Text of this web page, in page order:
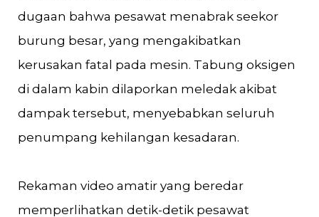
dugaan bahwa pesawat menabrak seekor
burung besar, yang mengakibatkan
kerusakan fatal pada mesin. Tabung oksigen
di dalam kabin dilaporkan meledak akibat
dampak tersebut, menyebabkan seluruh
penumpang kehilangan kesadaran.
Rekaman video amatir yang beredar
memperlihatkan detik-detik pesawat